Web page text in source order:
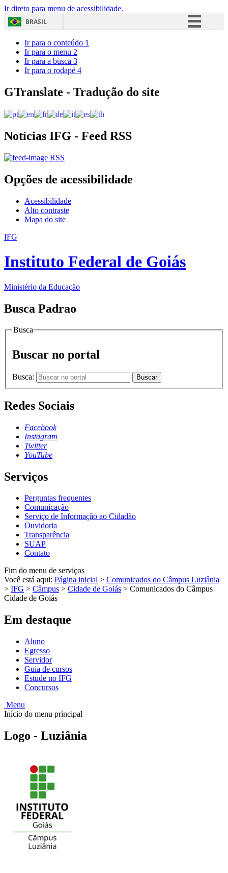
Ir direto para menu de acessibilidade.
BRASIL
Acesso à informação
Ir para o conteúdo 1
Ir para o menu 2
Ir para a busca 3
Ir para o rodapé 4
GTranslate - Tradução do site
Notícias IFG - Feed RSS
RSS
Opções de acessibilidade
Acessibilidade
Alto contraste
Mapa do site
IFG
Instituto Federal de Goiás
Ministério da Educação
Busca Padrao
Busca
Buscar no portal
Busca: Buscar
Redes Sociais
Facebook
Instagram
Twitter
YouTube
Serviços
Perguntas frequentes
Comunicação
Serviço de Informação ao Cidadão
Ouvidoria
Transparência
SUAP
Contato
Fim do menu de serviços
Você está aqui: Página inicial > Comunicados do Câmpus Luziânia
> IFG > Câmpus > Cidade de Goiás > Comunicados do Câmpus
Cidade de Goiás
Em destaque
Aluno
Egresso
Servidor
Guia de cursos
Estude no IFG
Concursos
Menu
Início do menu principal
Logo - Luziânia